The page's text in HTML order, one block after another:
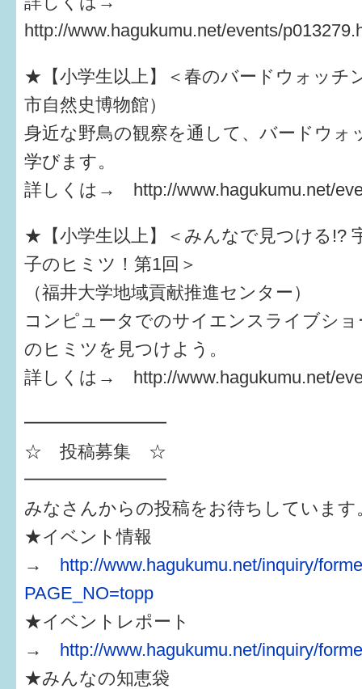
http://www.hagukumu.net/events/
★【小学生以上】＜春のバードウォッチ
市自然史博物館）
身近な野鳥の観察を通して、バードウォ
学びます。
詳しくは→ http://www.hagukumu.net/
★【小学生以上】＜みんなで見つける!?
子のヒミツ！第1回＞
（福井大学地域貢献推進センター）
コンピュータでのサイエンスライブシ
のヒミツを見つけよう。
詳しくは→ http://www.hagukumu.net/
━━━━━━━━
☆ 投稿募集 ☆
━━━━━━━━
みなさんからの投稿をお待ちしています
★イベント情報
→ http://www.hagukumu.net/inquiry/
PAGE_NO=topp
★イベントレポート
→ http://www.hagukumu.net/inquiry/
★みんなの知恵袋